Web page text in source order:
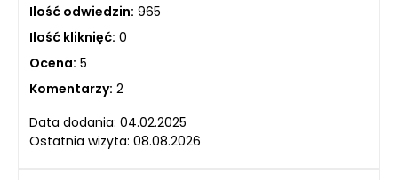
Ilość odwiedzin: 965
Ilość kliknięć: 0
Ocena: 5
Komentarzy: 2
Data dodania: 04.02.2025
Ostatnia wizyta: 08.08.2026